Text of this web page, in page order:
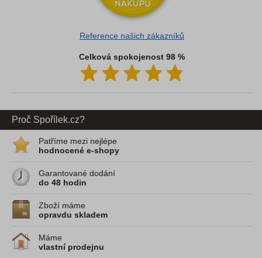
Reference našich zákazníků
Celková spokojenost 98 %
Proč Spořílek.cz?
Patříme mezi nejlépe
hodnocené e-shopy
Garantované dodání
do 48 hodin
Zboží máme
opravdu skladem
Máme
vlastní prodejnu